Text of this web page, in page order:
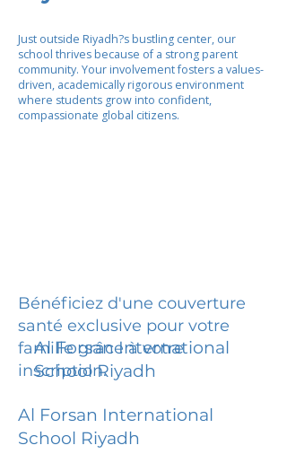
Just outside Riyadh?s bustling center, our
school thrives because of a strong parent
community. Your involvement fosters a values-
driven, academically rigorous environment
where students grow into confident,
compassionate global citizens.
Bénéficiez d'une couverture
santé exclusive pour votre
famille grâce à votre
inscription.
Al Forsan International
School Riyadh
Al Forsan International
School Riyadh